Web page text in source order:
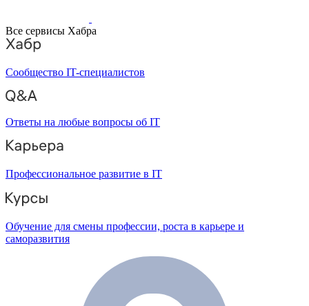
Все сервисы Хабра
Сообщество IT-специалистов
Ответы на любые вопросы об IT
Профессиональное развитие в IT
Обучение для смены профессии, роста в карьере и
саморазвития